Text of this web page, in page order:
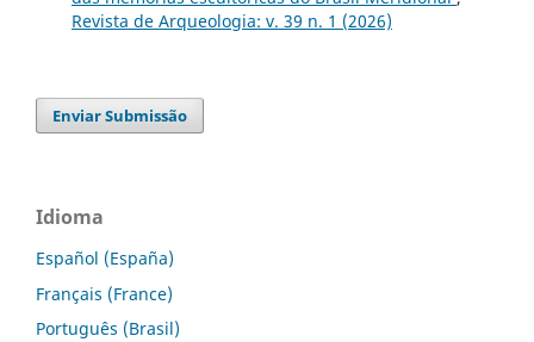
Revista de Arqueologia: v. 39 n. 1 (2026)
Enviar Submissão
Idioma
Español (España)
Français (France)
Português (Brasil)